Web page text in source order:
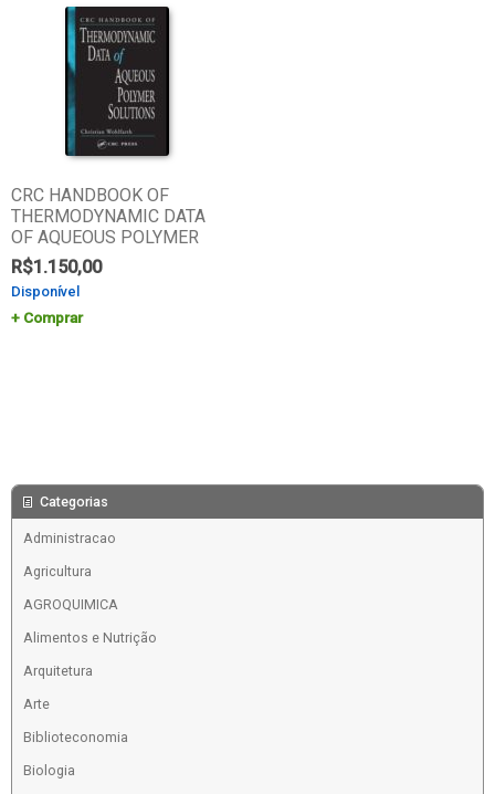
CRC HANDBOOK OF
THERMODYNAMIC DATA
OF AQUEOUS POLYMER
R$1.150,00
Disponível
Comprar
Categorias
Administracao
Agricultura
AGROQUIMICA
Alimentos e Nutrição
Arquitetura
Arte
Biblioteconomia
Biologia